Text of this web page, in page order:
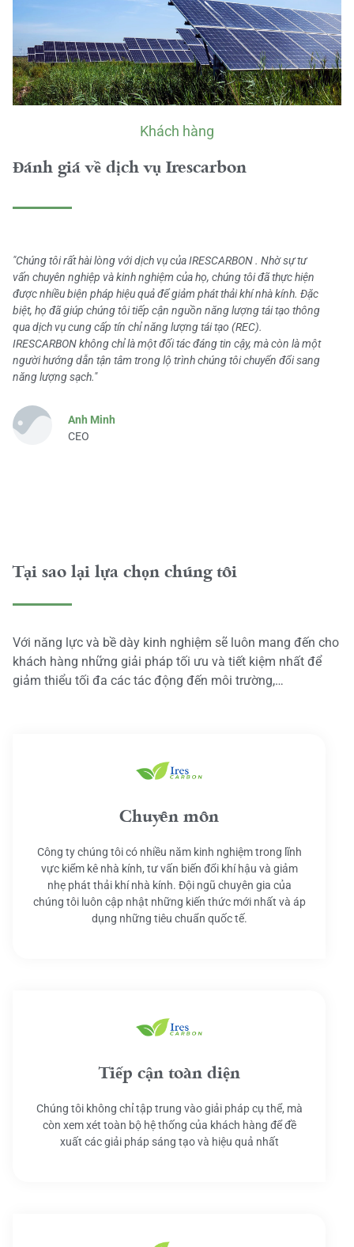
Khách hàng
Đánh giá về dịch vụ Irescarbon
"Chúng tôi rất hài lòng với dịch vụ của IRESCARBON . Nhờ sự tư
vấn chuyên nghiệp và kinh nghiệm của họ, chúng tôi đã thực hiện
được nhiều biện pháp hiệu quả để giảm phát thải khí nhà kính. Đặc
biệt, họ đã giúp chúng tôi tiếp cận nguồn năng lượng tái tạo thông
qua dịch vụ cung cấp tín chỉ năng lượng tái tạo (REC).
IRESCARBON không chỉ là một đối tác đáng tin cậy, mà còn là một
người hướng dẫn tận tâm trong lộ trình chúng tôi chuyển đổi sang
năng lượng sạch."
Anh Minh
CEO
Tại sao lại lựa chọn chúng tôi
Với năng lực và bề dày kinh nghiệm sẽ luôn mang đến cho
khách hàng những giải pháp tối ưu và tiết kiệm nhất để
giảm thiểu tối đa các tác động đến môi trường,…
Chuyên môn
Công ty chúng tôi có nhiều năm kinh nghiệm trong lĩnh
vực kiểm kê nhà kính, tư vấn biến đổi khí hậu và giảm
nhẹ phát thải khí nhà kính. Đội ngũ chuyên gia của
chúng tôi luôn cập nhật những kiến thức mới nhất và áp
dụng những tiêu chuẩn quốc tế.
Tiếp cận toàn diện
Chúng tôi không chỉ tập trung vào giải pháp cụ thể, mà
còn xem xét toàn bộ hệ thống của khách hàng để đề
xuất các giải pháp sáng tạo và hiệu quả nhất